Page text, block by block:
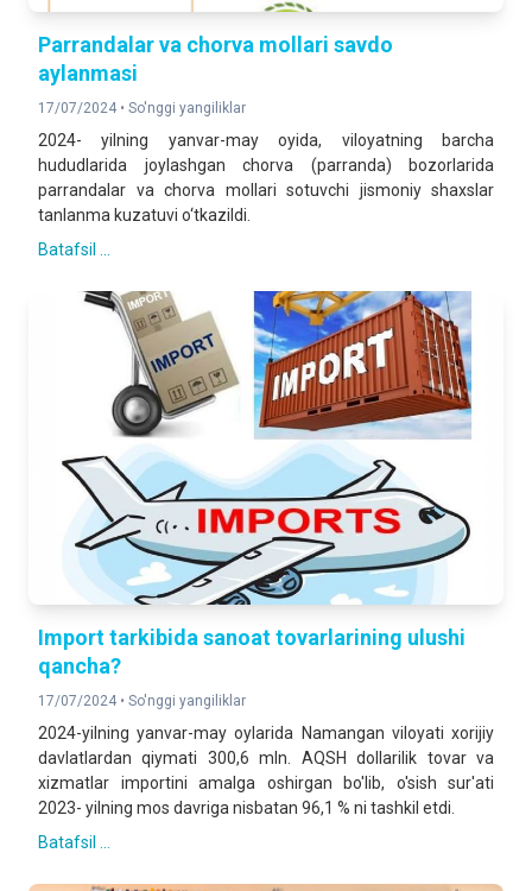
Parrandalar va chorva mollari savdo
aylanmasi
17/07/2024 • So'nggi yangiliklar
2024- yilning yanvar-may oyida, viloyatning barcha
hududlarida joylashgan chorva (parranda) bozorlarida
parrandalar va chorva mollari sotuvchi jismoniy shaxslar
tanlanma kuzatuvi o‘tkazildi.
Batafsil ...
Import tarkibida sanoat tovarlarining ulushi
qancha?
17/07/2024 • So'nggi yangiliklar
2024-yilning yanvar-may oylarida Namangan viloyati xorijiy
davlatlardan qiymati 300,6 mln. AQSH dollarilik tovar va
xizmatlar importini amalga oshirgan bo'lib, o'sish sur'ati
2023- yilning mos davriga nisbatan 96,1 % ni tashkil etdi.
Batafsil ...